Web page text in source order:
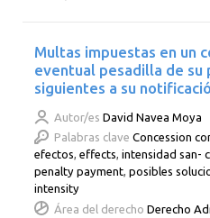
Multas impuestas en un
eventual pesadilla de su
siguientes a su
Autor/es David Navea Moya
Palabras clave Concession
efectos,effects,intensidad san-
penalty payment,posibles
intensity
Área del derecho Derecho